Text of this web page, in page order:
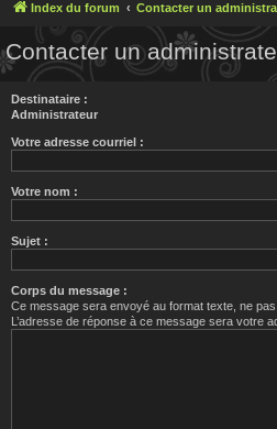
Index du forum Contacter un
Contacter un
Destinataire :
Administrateur
Votre adresse courriel :
Votre nom :
Sujet :
Corps du message :
Ce message sera envoyé au format texte, ne
L’adresse de réponse à ce message sera votre